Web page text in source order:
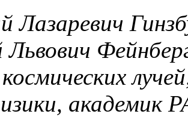
Лазаревич
Львович
академик